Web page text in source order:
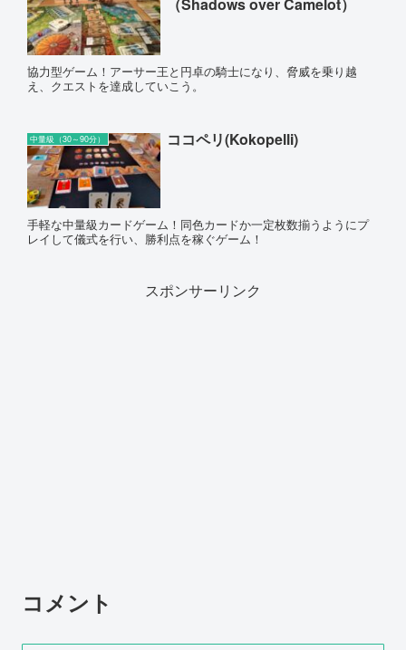
協力型ゲーム！アーサー王と円卓の騎士になり、脅威を乗り越
え、クエストを達成していこう。
中量級（30～90分） ココペリ(Kokopelli)
手軽な中量級カードゲーム！同色カードか一定枚数揃うようにプ
レイして儀式を行い、勝利点を稼ぐゲーム！
スポンサーリンク
コメント